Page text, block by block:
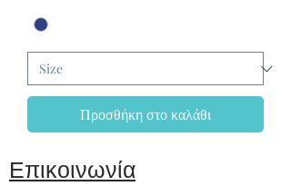
Προσθήκη στο καλάθι
Επικοινωνία